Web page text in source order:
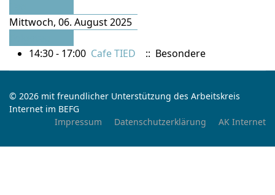
Mittwoch, 06. August 2025
14:30 - 17:00 Cafe TIED :: Besondere
© 2026 mit freundlicher Unterstützung des Arbeitskreis
Internet im BEFG
Impressum
Datenschutzerklärung AK Internet